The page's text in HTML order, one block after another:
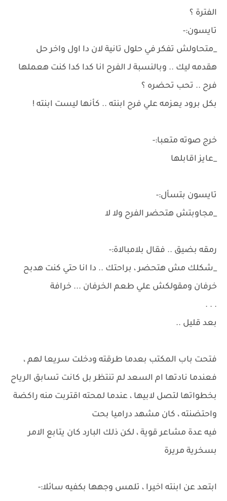
الفترة ؟
تايسون:-
_متحاولش تفكر في حلول تانية لان دا اول واخر حل
هقدمه ليك .. وبالنسبة لـ الفرح انا كدا كدا كنت هعملها
فرح .. تحب تحضره ؟
بكل برود يعزمه علي فرح ابنته .. كأنها ليست ابنته !
خرج صوته متعبا:-
_عايز اقابلها
تايسون بتسأل:-
_مجاوبتش هتحضر الفرح ولا لا
رمقه بضيق .. فقال بلامبالاة:-
_شكلك مش هتحضر ، براحتك .. دا انا حتي كنت هدبح
خرفان ومقولكش علي طعم الخرفان ... خرافة
. . .
بعد قليل ..
فتحت باب المكتب بعدما طرقته ودخلت سريعا لهم ،
فعندما نادتها ام السعد لم تنتظر بل كانت تسابق الرياح
بخطواتها لتصل لابيها ، عندما لمحته اقتربت منه راكضة
واحتضنته ، كان مشهد دراميا بحت
فيه عدة مشاعر قوية ، لكن ذلك البارد كان يتابع الامر
بسخرية مريرة
ابتعد عن ابنته اخيرا ، تلمس وجهها بكفيه سائلا:-